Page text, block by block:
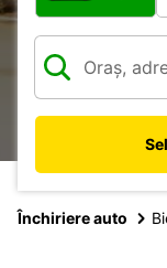
Închiriere auto